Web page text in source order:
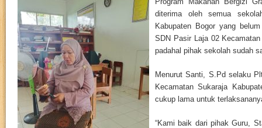
diterima oleh semua
Kabupaten Bogor yang
SDN Pasir Laja 02
padahal pihak sekolah sudah
Menurut Santi, S.Pd selaku
Kecamatan Sukaraja
cukup lama untuk
“Kami baik dari pihak Guru,